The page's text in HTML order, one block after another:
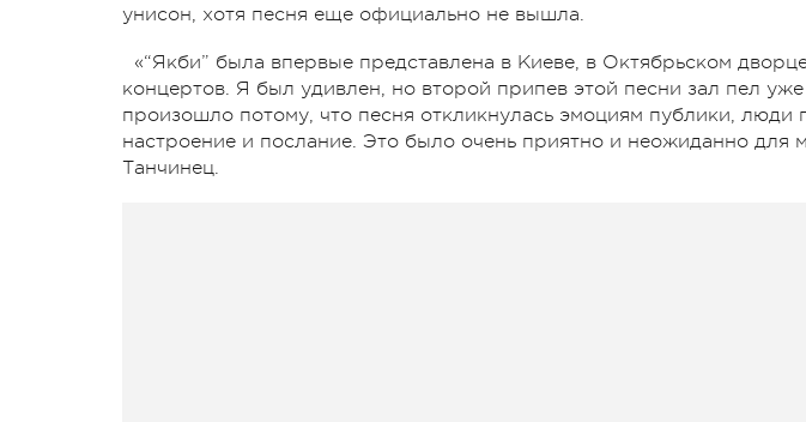
унисон, хотя песня еще официально не вышла.
«“Якби” была впервые представлена в Киеве, в Октябрьском
концертов. Я был удивлен, но второй припев этой песни зал пел
произошло потому, что песня откликнулась эмоциям публики, люди
настроение и послание. Это было очень приятно и неожиданно для
Танчинец.